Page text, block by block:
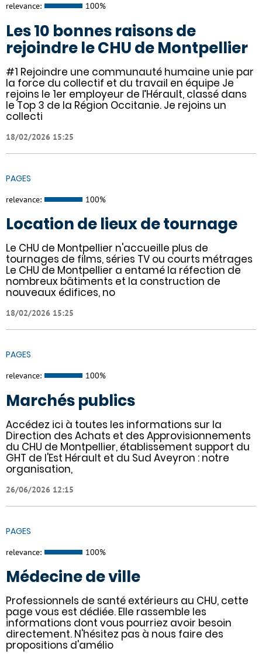
relevance: 100%
Les 10 bonnes raisons de
rejoindre le CHU de Montpellier
#1 Rejoindre une communauté humaine unie par
la force du collectif et du travail en équipe Je
rejoins le 1er employeur de l’Hérault, classé dans
le Top 3 de la Région Occitanie. Je rejoins un
collecti
18/02/2026 15:25
PAGES
relevance: 100%
Location de lieux de tournage
Le CHU de Montpellier n'accueille plus de
tournages de films, séries TV ou courts métrages
Le CHU de Montpellier a entamé la réfection de
nombreux bâtiments et la construction de
nouveaux édifices, no
18/02/2026 15:25
PAGES
relevance: 100%
Marchés publics
Accédez ici à toutes les informations sur la
Direction des Achats et des Approvisionnements
du CHU de Montpellier, établissement support du
GHT de l'Est Hérault et du Sud Aveyron : notre
organisation,
26/06/2026 12:15
PAGES
relevance: 100%
Médecine de ville
Professionnels de santé extérieurs au CHU, cette
page vous est dédiée. Elle rassemble les
informations dont vous pourriez avoir besoin
directement. N'hésitez pas à nous faire des
propositions d'amélio